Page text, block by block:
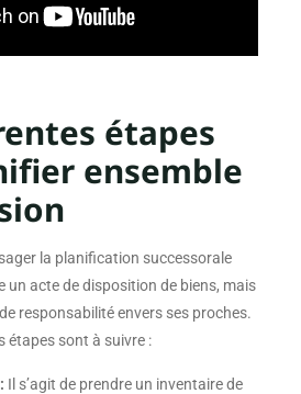
étapes
ensemble
la planification successorale
un acte de disposition de biens, mais
responsabilité envers ses proches.
étapes sont à suivre :
Il s’agit de prendre un inventaire de